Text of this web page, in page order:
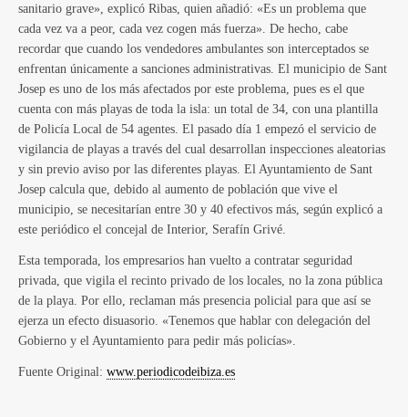
sanitario grave», explicó Ribas, quien añadió: «Es un problema que
cada vez va a peor, cada vez cogen más fuerza». De hecho, cabe
recordar que cuando los vendedores ambulantes son interceptados se
enfrentan únicamente a sanciones administrativas. El municipio de Sant
Josep es uno de los más afectados por este problema, pues es el que
cuenta con más playas de toda la isla: un total de 34, con una plantilla
de Policía Local de 54 agentes. El pasado día 1 empezó el servicio de
vigilancia de playas a través del cual desarrollan inspecciones aleatorias
y sin previo aviso por las diferentes playas. El Ayuntamiento de Sant
Josep calcula que, debido al aumento de población que vive el
municipio, se necesitarían entre 30 y 40 efectivos más, según explicó a
este periódico el concejal de Interior, Serafín Grivé.
Esta temporada, los empresarios han vuelto a contratar seguridad
privada, que vigila el recinto privado de los locales, no la zona pública
de la playa. Por ello, reclaman más presencia policial para que así se
ejerza un efecto disuasorio. «Tenemos que hablar con delegación del
Gobierno y el Ayuntamiento para pedir más policías».
Fuente Original: www.periodicodeibiza.es